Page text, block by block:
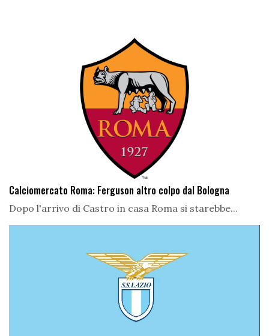
Calciomercato Roma: Ferguson altro colpo dal Bologna
Dopo l'arrivo di Castro in casa Roma si starebbe...